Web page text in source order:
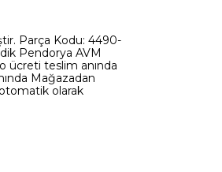
Parça Kodu: 4490-
Pendorya AVM
ücreti teslim anında
Mağazadan
olarak